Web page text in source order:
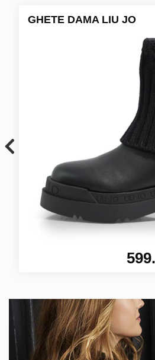
GHETE DAMA LIU JO